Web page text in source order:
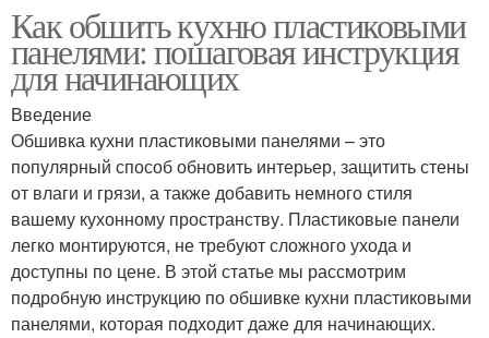
Как обшить кухню пластиковыми
панелями: пошаговая инструкция
для начинающих
Введение
Обшивка кухни пластиковыми панелями – это
популярный способ обновить интерьер, защитить стены
от влаги и грязи, а также добавить немного стиля
вашему кухонному пространству. Пластиковые панели
легко монтируются, не требуют сложного ухода и
доступны по цене. В этой статье мы рассмотрим
подробную инструкцию по обшивке кухни пластиковыми
панелями, которая подходит даже для начинающих.